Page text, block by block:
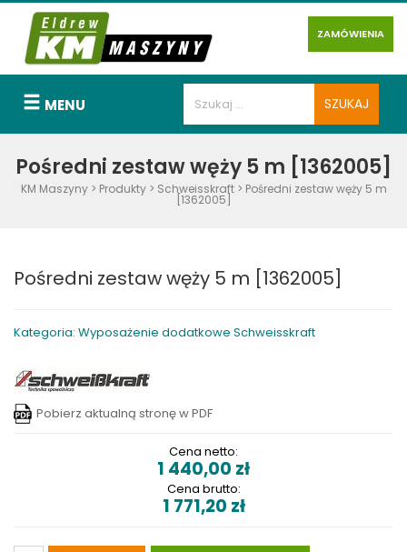
ZAMÓWIENIA
MENU
Pośredni zestaw węży 5 m [1362005]
KM Maszyny> Produkty> Schweisskraft> Pośredni zestaw węży 5 m
[1362005]
Pośredni zestaw węży 5 m [1362005]
Kategoria: Wyposażenie dodatkowe Schweisskraft
Pobierz aktualną stronę w PDF
Cena netto:
1 440,00 zł
Cena brutto:
1 771,20 zł